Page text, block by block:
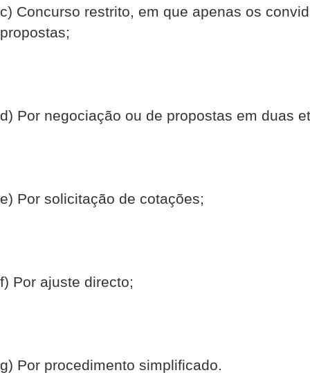
c) Concurso restrito, em que apenas os
propostas;
d) Por negociação ou de propostas em duas
e) Por solicitação de cotações;
f) Por ajuste directo;
g) Por procedimento simplificado.